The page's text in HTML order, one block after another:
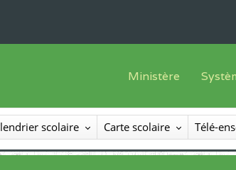
Ministère
Le Ministre
Le SEESEN
Offre
scolaire Carte scolaire Télé-